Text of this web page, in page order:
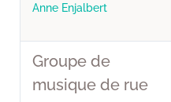
Anne Enjalbert
Groupe de
musique de rue